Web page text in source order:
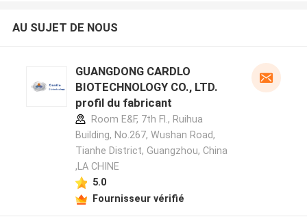
AU SUJET DE NOUS
GUANGDONG CARDLO
BIOTECHNOLOGY CO., LTD.
profil du fabricant
Room E&F, 7th Fl., Ruihua
Building, No.267, Wushan Road,
Tianhe District, Guangzhou, China
,LA CHINE
5.0
Fournisseur vérifié